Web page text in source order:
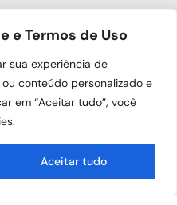
e Termos de Uso
sua experiência de
conteúdo personalizado e
em “Aceitar tudo”, você
Aceitar tudo
17:30h